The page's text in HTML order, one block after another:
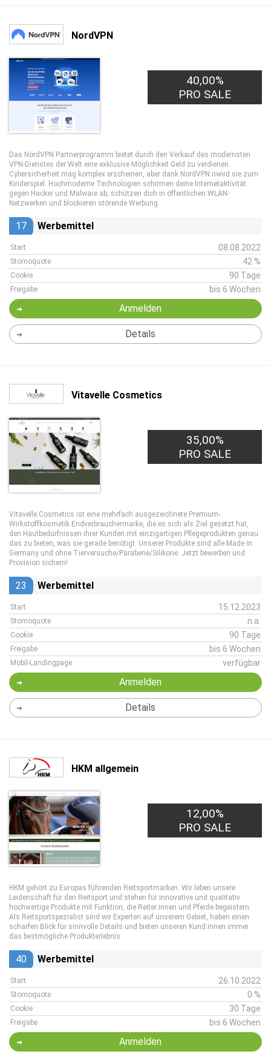
NordVPN
40,00%
PRO SALE
Das NordVPN Partnerprogramm bietet durch den Verkauf des modernsten
VPN-Dienstes der Welt eine exklusive Möglichkeit Geld zu verdienen.
Cybersicherheit mag komplex erscheinen, aber dank NordVPN nwird sie zum
Kinderspiel. Hochmoderne Technologien schirmen deine Internetaktivität
gegen Hacker und Malware ab, schützen dich in öffentlichen WLAN-
Netzwerken und blockieren störende Werbung.
17 Werbemittel
Start 08.08.2022
Stornoquote 42 %
Cookie 90 Tage
Freigabe bis 6 Wochen
Anmelden
Details
Vitavelle Cosmetics
35,00%
PRO SALE
Vitavelle Cosmetics ist eine mehrfach ausgezeichnete Premium-
Wirkstoffkosmetik Endverbrauchermarke, die es sich als Ziel gesetzt hat,
den Hautbedürfnissen ihrer Kunden mit einzigartigen Pflegeprodukten genau
das zu bieten, was sie gerade benötigt. Unserer Produkte sind alle Made in
Germany und ohne Tierversuche/Parabene/Silikone. Jetzt bewerben und
Provision sichern!
23 Werbemittel
Start 15.12.2023
Stornoquote n.a.
Cookie 90 Tage
Freigabe bis 6 Wochen
Mobil-Landingpage verfügbar
Anmelden
Details
HKM allgemein
12,00%
PRO SALE
HKM gehört zu Europas führenden Reitsportmarken. Wir leben unsere
Leidenschaft für den Reitsport und stehen für innovative und qualitativ
hochwertige Produkte mit Funktion, die Reiter:innen und Pferde begeistern.
Als Reitsportspezialist sind wir Experten auf unserem Gebiet, haben einen
scharfen Blick für sinnvolle Details und bieten unseren Kund:innen immer
das bestmögliche Produkterlebnis.
40 Werbemittel
Start 26.10.2022
Stornoquote 0 %
Cookie 30 Tage
Freigabe bis 6 Wochen
Anmelden